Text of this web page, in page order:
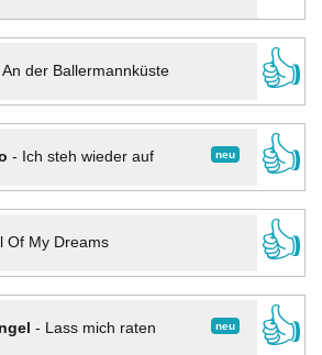
An der Ballermannküste
👍
neu
- Ich steh wieder auf
👍
Of My Dreams
👍
neu
- Lass mich raten
👍